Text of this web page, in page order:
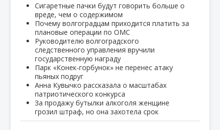
Сигаретные пачки будут говорить больше о
вреде, чем о содержимом
Почему волгоградцам приходится платить за
плановые операции по ОМС
Руководителю волгоградского
следственного управления вручили
государственную награду
Парк «Конек-горбунок» не перенес атаку
пьяных подруг
Анна Кувычко рассказала о масштабах
патриотического конкурса
За продажу бутылки алкоголя женщине
грозил штраф, но она захотела срок